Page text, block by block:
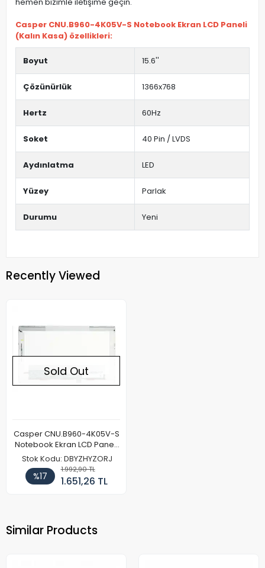
Casper CNU.B960-4K05V-S Notebook Ekran LCD Paneli
(Kalın Kasa) özellikleri:
Boyut 15.6''
Çözünürlük 1366x768
Hertz 60Hz
Soket 40 Pin / LVDS
Aydınlatma LED
Yüzey Parlak
Durumu Yeni
Recently Viewed
Sold Out
Casper CNU.B960-4K05V-S
Notebook Ekran LCD Paneli
(Kalın Kasa)
Stok Kodu: DBYZHYZORJ
%17
1.992,90 TL
1.651,26 TL
Similar Products